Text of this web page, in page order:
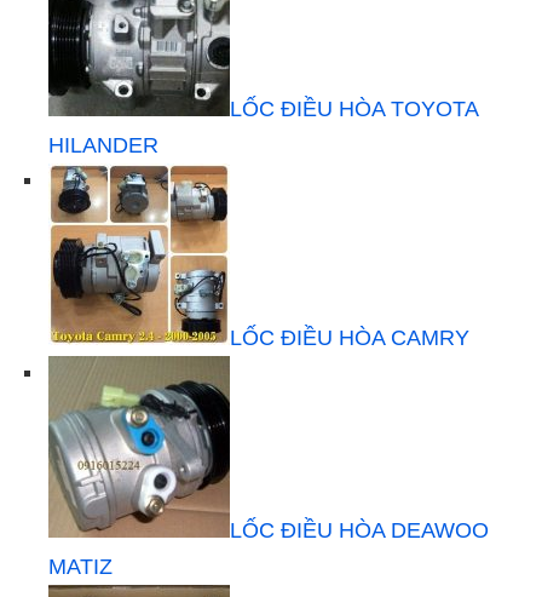
LỐC ĐIỀU HÒA TOYOTA
HILANDER
LỐC ĐIỀU HÒA CAMRY
LỐC ĐIỀU HÒA DEAWOO
MATIZ